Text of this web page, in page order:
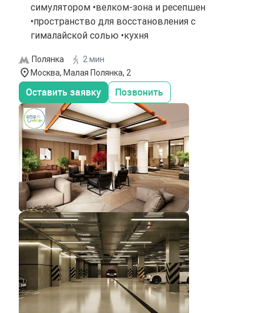
симулятором •велком-зона и ресепшен
•пространство для восстановления с
гималайской солью •кухня
Полянка
2 мин
Москва, Малая Полянка, 2
Оставить заявку Позвонить